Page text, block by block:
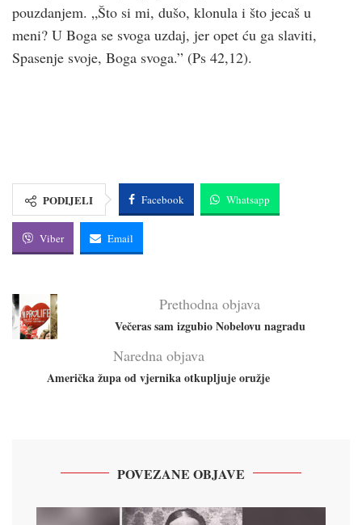
pouzdanjem. „Što si mi, dušo, klonula i što jecaš u
meni? U Boga se svoga uzdaj, jer opet ću ga slaviti,
Spasenje svoje, Boga svoga.” (Ps 42,12).
PODIJELI Facebook Whatsapp
Viber Email
Prethodna objava
Večeras sam izgubio Nobelovu nagradu
Naredna objava
Američka župa od vjernika otkupljuje oružje
POVEZANE OBJAVE